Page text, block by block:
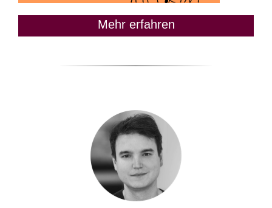
Mehr erfahren